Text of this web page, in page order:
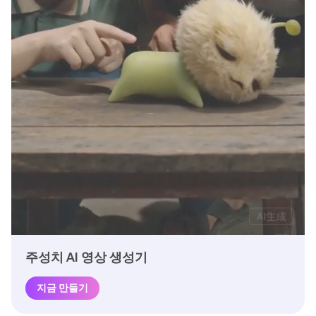
주성치 AI 영상 생성기
지금 만들기